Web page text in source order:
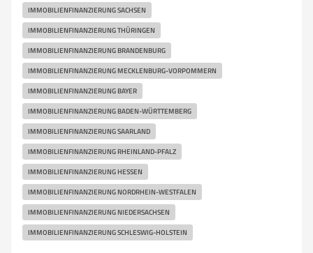
IMMOBILIENFINANZIERUNG SACHSEN
IMMOBILIENFINANZIERUNG THÜRINGEN
IMMOBILIENFINANZIERUNG BRANDENBURG
IMMOBILIENFINANZIERUNG MECKLENBURG-VORPOMMERN
IMMOBILIENFINANZIERUNG BAYER
IMMOBILIENFINANZIERUNG BADEN-WÜRTTEMBERG
IMMOBILIENFINANZIERUNG SAARLAND
IMMOBILIENFINANZIERUNG RHEINLAND-PFALZ
IMMOBILIENFINANZIERUNG HESSEN
IMMOBILIENFINANZIERUNG NORDRHEIN-WESTFALEN
IMMOBILIENFINANZIERUNG NIEDERSACHSEN
IMMOBILIENFINANZIERUNG SCHLESWIG-HOLSTEIN